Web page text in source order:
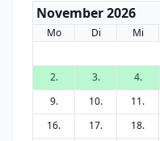
November 2026
Mo Di Mi
2.
3. 4.
9.
10. 11.
16.
17. 18.